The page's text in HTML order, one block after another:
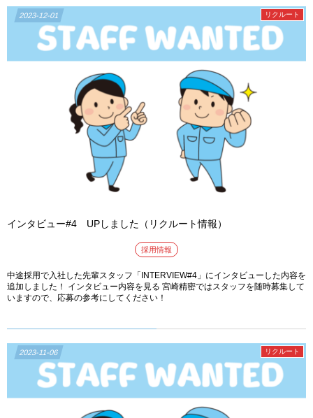
2023-12-01 リクルート
インタビュー#4 UPしました（リクルート情報）
採用情報
中途採用で入社した先輩スタッフ「INTERVIEW#4」にインタビューした内容を
追加しました！ インタビュー内容を見る 宮崎精密ではスタッフを随時募集して
いますので、応募の参考にしてください！
2023-11-06 リクルート